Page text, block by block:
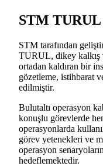
STM
STM tarafından
TURUL, dikey kalkış
ortadan kaldıran bir
gözetleme, istihbarat
edilmiştir.
Bulutaltı operasyon
konuşlu görevlerde
operasyonlarda
görev yetenekleri ve
operasyon
hedeflemektedir.